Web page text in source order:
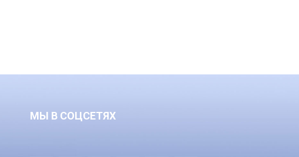
МЫ В СОЦСЕТЯХ